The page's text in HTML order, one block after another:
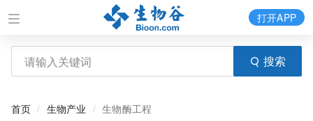
搜索
打开APP
首页 生物产业 生物酶工程